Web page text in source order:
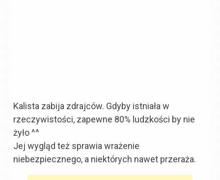
Kalista zabija zdrajców. Gdyby istniała w
rzeczywistości, zapewne 80% ludzkości by nie
żyło ^^
Jej wygląd też sprawia wrażenie
niebezpiecznego, a niektórych nawet przeraża.